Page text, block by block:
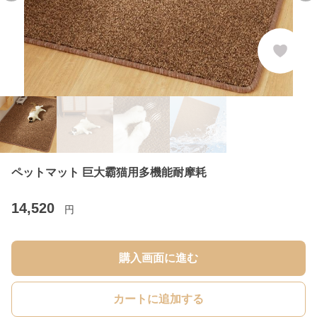
ペットマット 巨大霸猫用多機能耐摩耗
14,520 円
購入画面に進む
カートに追加する